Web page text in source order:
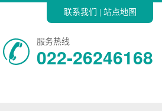
联系我们 站点地图
服务热线
022-26246168